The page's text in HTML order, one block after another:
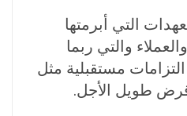
التي أبرمتها
والتي ربما
مستقبلية مثل
طويل الأجل.